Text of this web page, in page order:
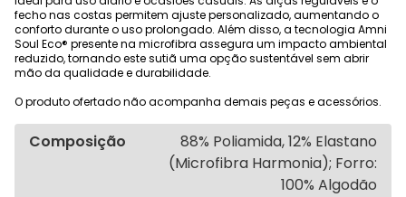
fecho nas costas permitem ajuste personalizado, aumentando o
conforto durante o uso prolongado. Além disso, a tecnologia Amni
Soul Eco® presente na microfibra assegura um impacto ambiental
reduzido, tornando este sutiã uma opção sustentável sem abrir
mão da qualidade e durabilidade.
O produto ofertado não acompanha demais peças e acessórios.
Composição
88% Poliamida, 12% Elastano
(Microfibra Harmonia); Forro:
100% Algodão